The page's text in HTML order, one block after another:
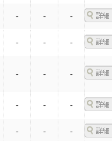
- - -
- - -
- - -
- - -
- - -